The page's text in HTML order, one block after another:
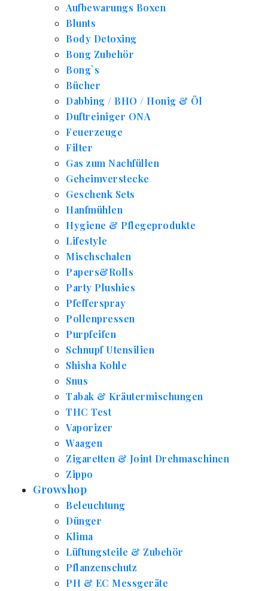
Aufbewarungs Boxen
Blunts
Body Detoxing
Bong Zubehör
Bong`s
Bücher
Dabbing / BHO / Honig & Öl
Duftreiniger ONA
Feuerzeuge
Filter
Gas zum Nachfüllen
Geheimverstecke
Geschenk Sets
Hanfmühlen
Hygiene & Pflegeprodukte
Lifestyle
Mischschalen
Papers&Rolls
Party Plushies
Pfefferspray
Pollenpressen
Purpfeifen
Schnupf Utensilien
Shisha Kohle
Snus
Tabak & Kräutermischungen
THC Test
Vaporizer
Waagen
Zigaretten & Joint Drehmaschinen
Zippo
Growshop
Beleuchtung
Dünger
Klima
Lüftungsteile & Zubehör
Pflanzenschutz
PH & EC Messgeräte